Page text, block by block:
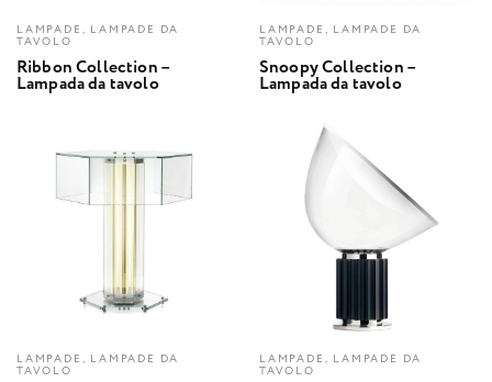
LAMPADE, LAMPADE DA
TAVOLO
Ribbon Collection –
Lampada da tavolo
LAMPADE, LAMPADE DA
TAVOLO
Snoopy Collection –
Lampada da tavolo
LAMPADE, LAMPADE DA
TAVOLO
LAMPADE, LAMPADE DA
TAVOLO